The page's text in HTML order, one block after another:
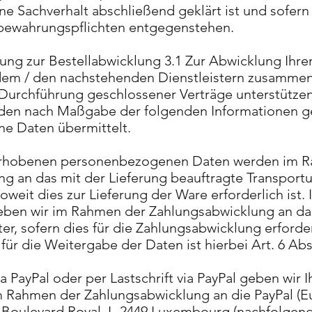
Sachverhalt abschließend geklärt ist und
entgegenstehen.
zur Bestellabwicklung 3.1 Zur Abwicklung
/ den nachstehenden Dienstleistern
geschlossener Verträge
nach Maßgabe der folgenden Informationen
Daten übermittelt.
personenbezogenen Daten werden im
an das mit der Lieferung beauftragte
dies zur Lieferung der Ware erforderlich ist.
wir im Rahmen der Zahlungsabwicklung an
sofern dies für die Zahlungsabwicklung
die Weitergabe der Daten ist hierbei Art. 6
PayPal oder per Lastschrift via PayPal geben wir
der Zahlungsabwicklung an die PayPal